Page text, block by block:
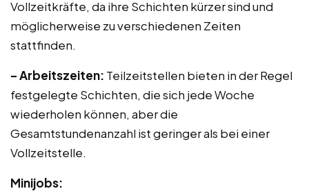
Vollzeitkräfte, da ihre Schichten kürzer sind und
möglicherweise zu verschiedenen Zeiten
stattfinden.
– Arbeitszeiten: Teilzeitstellen bieten in der Regel
festgelegte Schichten, die sich jede Woche
wiederholen können, aber die
Gesamtstundenanzahl ist geringer als bei einer
Vollzeitstelle.
Minijobs: